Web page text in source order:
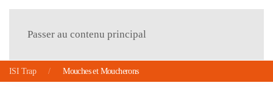
Passer au contenu principal
Menu
ISI Trap Mouches et Moucherons